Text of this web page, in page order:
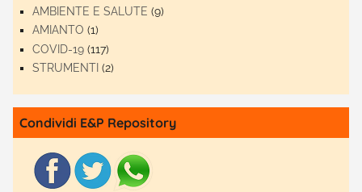
AMBIENTE E SALUTE (9)
AMIANTO (1)
COVID-19 (117)
STRUMENTI (2)
Condividi E&P Repository